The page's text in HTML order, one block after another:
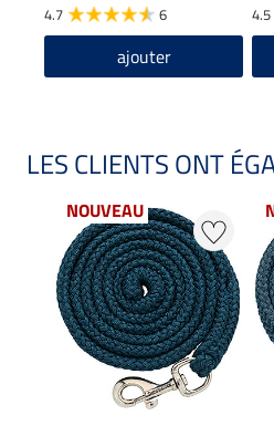
4.7 6
ajouter
4.5
LES CLIENTS ONT
NOUVEAU